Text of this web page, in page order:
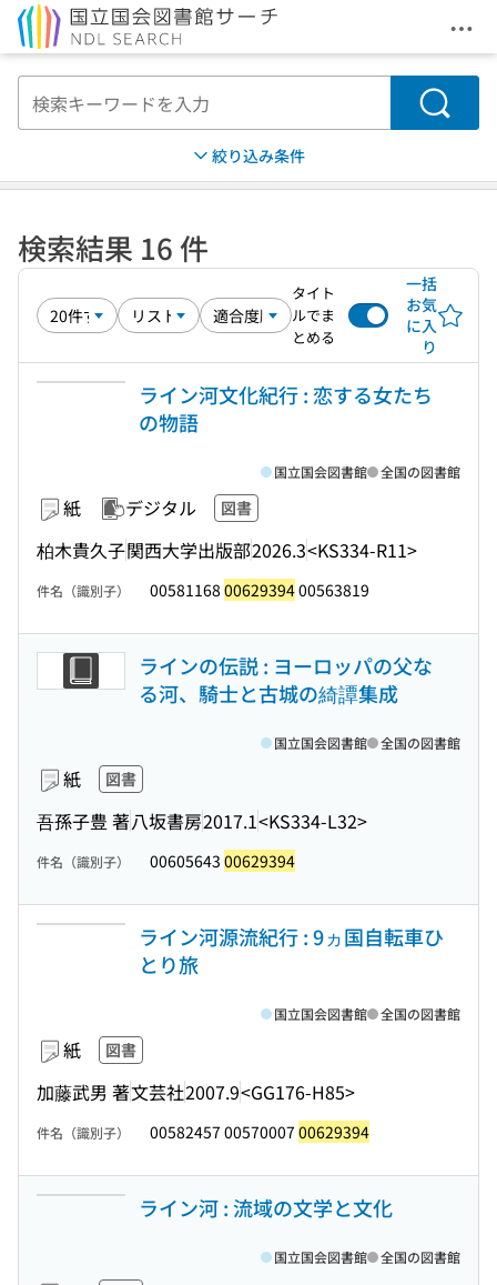
メ
検索
絞り込み条件
検索結果 16 件
タイト
ルでま
とめる
一括
お気
に入
り
ライン河文化紀行 : 恋する女たち
の物語
紙 デジタル 図書
柏木貴久子関西大学出版部2026.3<KS334-R11>
国立国会図書館 全国の図書館
件名（識別子） 00581168 0062939400563819
ラインの伝説 : ヨーロッパの父な
る河、騎士と古城の綺譚集成
紙 図書
吾孫子豊 著八坂書房2017.1<KS334-L32>
国立国会図書館 全国の図書館
件名（識別子） 00605643 00629394
ライン河源流紀行 : 9ヵ国自転車ひ
とり旅
紙 図書
加藤武男 著文芸社2007.9<GG176-H85>
国立国会図書館 全国の図書館
件名（識別子） 00582457 00570007 00629394
ライン河 : 流域の文学と文化
国立国会図書館 全国の図書館